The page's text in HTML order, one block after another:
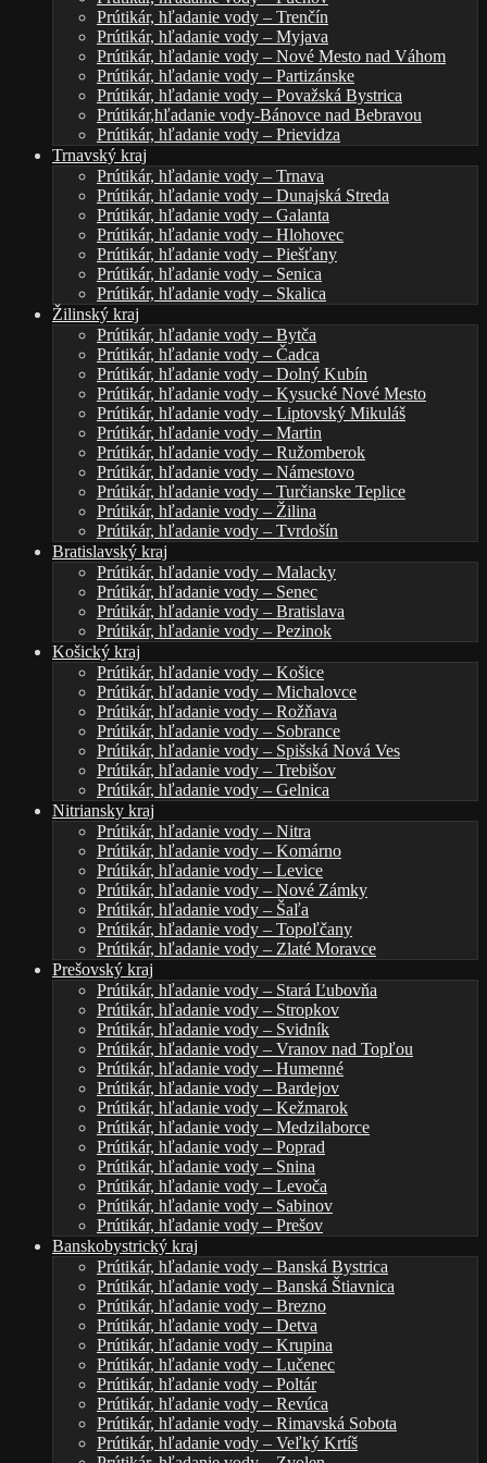
Prútikár, hľadanie vody – Trenčín
Prútikár, hľadanie vody – Myjava
Prútikár, hľadanie vody – Nové Mesto nad Váhom
Prútikár, hľadanie vody – Partizánske
Prútikár, hľadanie vody – Považská Bystrica
Prútikár,hľadanie vody-Bánovce nad Bebravou
Prútikár, hľadanie vody – Prievidza
Trnavský kraj
Prútikár, hľadanie vody – Trnava
Prútikár, hľadanie vody – Dunajská Streda
Prútikár, hľadanie vody – Galanta
Prútikár, hľadanie vody – Hlohovec
Prútikár, hľadanie vody – Piešťany
Prútikár, hľadanie vody – Senica
Prútikár, hľadanie vody – Skalica
Žilinský kraj
Prútikár, hľadanie vody – Bytča
Prútikár, hľadanie vody – Čadca
Prútikár, hľadanie vody – Dolný Kubín
Prútikár, hľadanie vody – Kysucké Nové Mesto
Prútikár, hľadanie vody – Liptovský Mikuláš
Prútikár, hľadanie vody – Martin
Prútikár, hľadanie vody – Ružomberok
Prútikár, hľadanie vody – Námestovo
Prútikár, hľadanie vody – Turčianske Teplice
Prútikár, hľadanie vody – Žilina
Prútikár, hľadanie vody – Tvrdošín
Bratislavský kraj
Prútikár, hľadanie vody – Malacky
Prútikár, hľadanie vody – Senec
Prútikár, hľadanie vody – Bratislava
Prútikár, hľadanie vody – Pezinok
Košický kraj
Prútikár, hľadanie vody – Košice
Prútikár, hľadanie vody – Michalovce
Prútikár, hľadanie vody – Rožňava
Prútikár, hľadanie vody – Sobrance
Prútikár, hľadanie vody – Spišská Nová Ves
Prútikár, hľadanie vody – Trebišov
Prútikár, hľadanie vody – Gelnica
Nitriansky kraj
Prútikár, hľadanie vody – Nitra
Prútikár, hľadanie vody – Komárno
Prútikár, hľadanie vody – Levice
Prútikár, hľadanie vody – Nové Zámky
Prútikár, hľadanie vody – Šaľa
Prútikár, hľadanie vody – Topoľčany
Prútikár, hľadanie vody – Zlaté Moravce
Prešovský kraj
Prútikár, hľadanie vody – Stará Ľubovňa
Prútikár, hľadanie vody – Stropkov
Prútikár, hľadanie vody – Svidník
Prútikár, hľadanie vody – Vranov nad Topľou
Prútikár, hľadanie vody – Humenné
Prútikár, hľadanie vody – Bardejov
Prútikár, hľadanie vody – Kežmarok
Prútikár, hľadanie vody – Medzilaborce
Prútikár, hľadanie vody – Poprad
Prútikár, hľadanie vody – Snina
Prútikár, hľadanie vody – Levoča
Prútikár, hľadanie vody – Sabinov
Prútikár, hľadanie vody – Prešov
Banskobystrický kraj
Prútikár, hľadanie vody – Banská Bystrica
Prútikár, hľadanie vody – Banská Štiavnica
Prútikár, hľadanie vody – Brezno
Prútikár, hľadanie vody – Detva
Prútikár, hľadanie vody – Krupina
Prútikár, hľadanie vody – Lučenec
Prútikár, hľadanie vody – Poltár
Prútikár, hľadanie vody – Revúca
Prútikár, hľadanie vody – Rimavská Sobota
Prútikár, hľadanie vody – Veľký Krtíš